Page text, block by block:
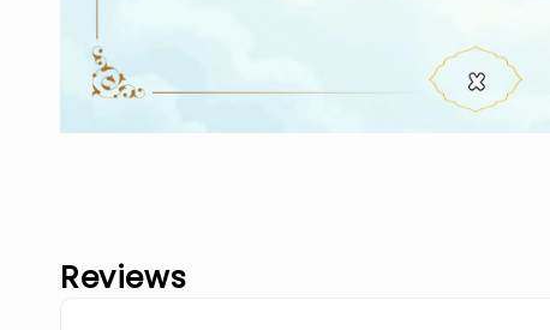
Reviews